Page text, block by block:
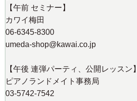
【午前 セミナー】
カワイ梅田
06-6345-8300
umeda-shop@kawai.co.jp
【午後 連弾パーティ、公開レッスン】
ピアノランドメイト事務局
03-5742-7542